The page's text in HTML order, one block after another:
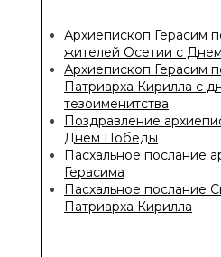
Архиепископ Герасим
жителей Осетии с
Архиепископ Герасим
Патриарха Кирилла с
тезоименитства
Поздравление
Днем Победы
Пасхальное послание
Герасима
Пасхальное послание
Патриарха Кирилла